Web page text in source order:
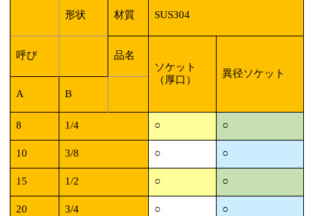
形状 材質 SUS304
呼び
品名
ソケット
（厚口）
異径ソケット
A
B
8 1/4 ○ ○
10 3/8 ○ ○
15 1/2 ○ ○
20 3/4 ○ ○